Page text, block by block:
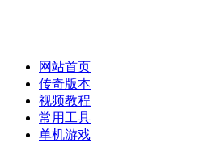
网站首页
传奇版本
视频教程
常用工具
单机游戏